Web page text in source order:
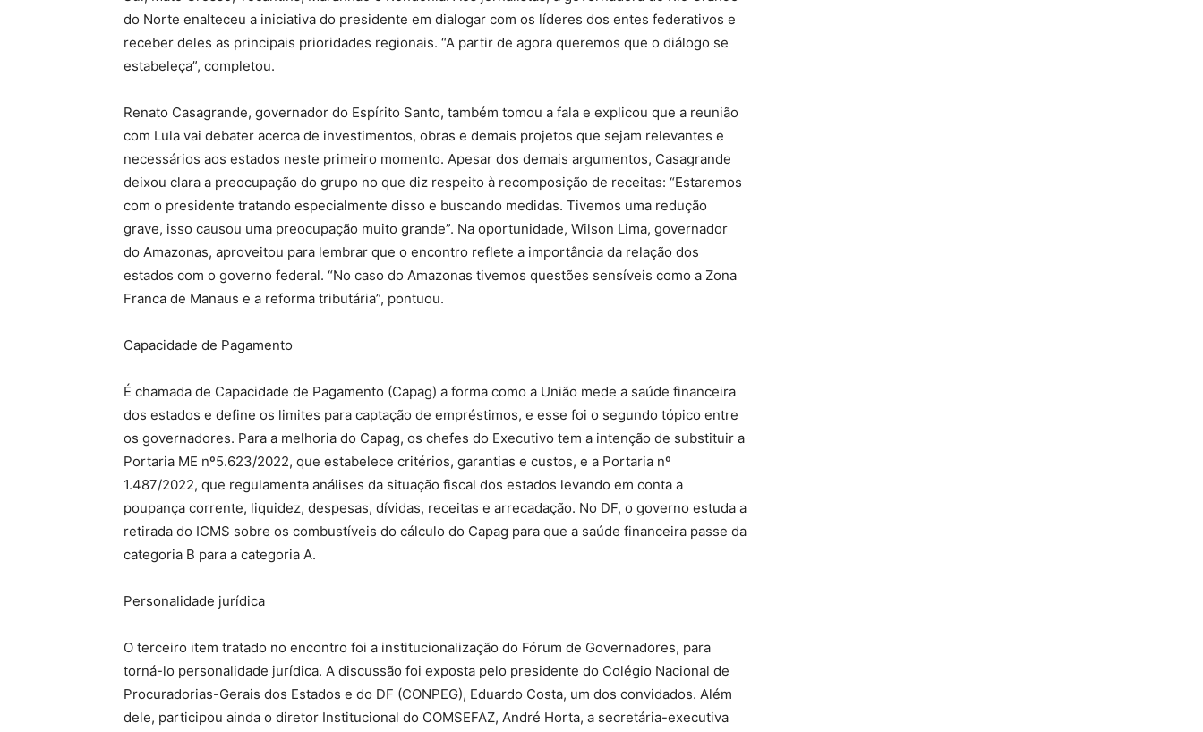
do Norte enalteceu a iniciativa do presidente em dialogar com os líderes dos entes federativos e
receber deles as principais prioridades regionais. “A partir de agora queremos que o diálogo se
estabeleça”, completou.
Renato Casagrande, governador do Espírito Santo, também tomou a fala e explicou que a reunião
com Lula vai debater acerca de investimentos, obras e demais projetos que sejam relevantes e
necessários aos estados neste primeiro momento. Apesar dos demais argumentos, Casagrande
deixou clara a preocupação do grupo no que diz respeito à recomposição de receitas: “Estaremos
com o presidente tratando especialmente disso e buscando medidas. Tivemos uma redução
grave, isso causou uma preocupação muito grande”. Na oportunidade, Wilson Lima, governador
do Amazonas, aproveitou para lembrar que o encontro reflete a importância da relação dos
estados com o governo federal. “No caso do Amazonas tivemos questões sensíveis como a Zona
Franca de Manaus e a reforma tributária”, pontuou.
Capacidade de Pagamento
É chamada de Capacidade de Pagamento (Capag) a forma como a União mede a saúde financeira
dos estados e define os limites para captação de empréstimos, e esse foi o segundo tópico entre
os governadores. Para a melhoria do Capag, os chefes do Executivo tem a intenção de substituir a
Portaria ME nº5.623/2022, que estabelece critérios, garantias e custos, e a Portaria nº
1.487/2022, que regulamenta análises da situação fiscal dos estados levando em conta a
poupança corrente, liquidez, despesas, dívidas, receitas e arrecadação. No DF, o governo estuda a
retirada do ICMS sobre os combustíveis do cálculo do Capag para que a saúde financeira passe da
categoria B para a categoria A.
Personalidade jurídica
O terceiro item tratado no encontro foi a institucionalização do Fórum de Governadores, para
torná-lo personalidade jurídica. A discussão foi exposta pelo presidente do Colégio Nacional de
Procuradorias-Gerais dos Estados e do DF (CONPEG), Eduardo Costa, um dos convidados. Além
dele, participou ainda o diretor Institucional do COMSEFAZ, André Horta, a secretária-executiva